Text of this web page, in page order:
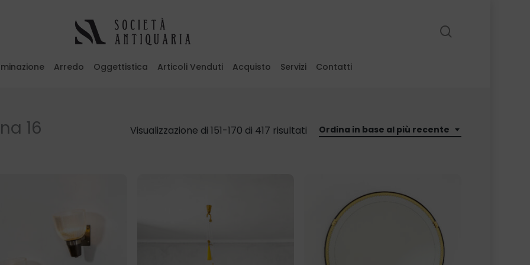
Arredo Oggettistica Articoli Venduti Acquisto Servizi Contatti
Ordina in base al più recente
Visualizzazione di 151-170 di 417 risultati
16